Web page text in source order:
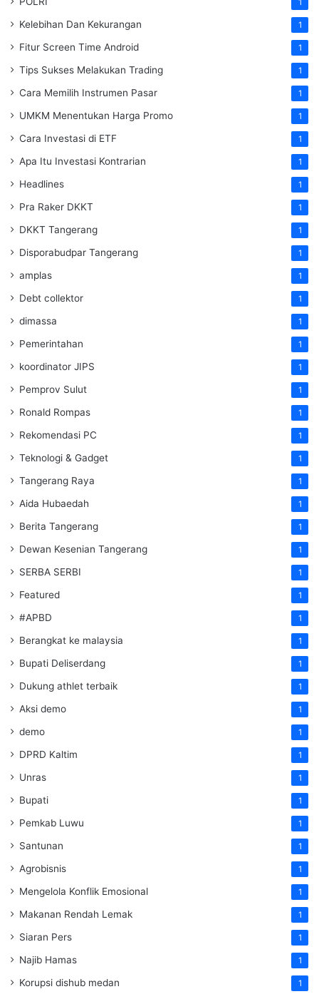
1
Kelebihan Dan Kekurangan 1
Fitur Screen Time Android 1
Tips Sukses Melakukan Trading 1
Cara Memilih Instrumen Pasar 1
UMKM Menentukan Harga Promo 1
Cara Investasi di ETF 1
Apa Itu Investasi Kontrarian 1
Headlines 1
Pra Raker DKKT 1
DKKT Tangerang 1
Disporabudpar Tangerang 1
amplas 1
Debt collektor 1
dimassa 1
Pemerintahan 1
koordinator JIPS 1
Pemprov Sulut 1
Ronald Rompas 1
Rekomendasi PC 1
Teknologi & Gadget 1
Tangerang Raya 1
Aida Hubaedah 1
Berita Tangerang 1
Dewan Kesenian Tangerang 1
SERBA SERBI 1
Featured 1
#APBD 1
Berangkat ke malaysia 1
Bupati Deliserdang 1
Dukung athlet terbaik 1
Aksi demo 1
demo 1
DPRD Kaltim 1
Unras 1
Bupati 1
Pemkab Luwu 1
Santunan 1
Agrobisnis 1
Mengelola Konflik Emosional 1
Makanan Rendah Lemak 1
Siaran Pers 1
Najib Hamas 1
Korupsi dishub medan 1